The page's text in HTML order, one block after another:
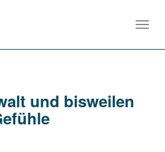
und bisweilen